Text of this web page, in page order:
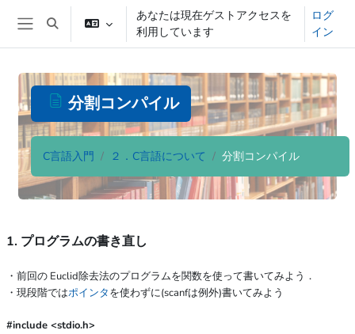
メインコンテンツへスキップする
サイドパネル
検索入力に切り替える
あなたは現在ゲストアクセスを
利用しています
ログ
イン
分割コンパイル
C言語入門 ２．C言語について 分割コンパイル
1. プログラムの書き直し
・前回の Euclid除去法のプログラムを関数を使って書いてみよう．
・現段階ではポインタを使わずに(scanfは例外)書いてみよう
#include <stdio.h>